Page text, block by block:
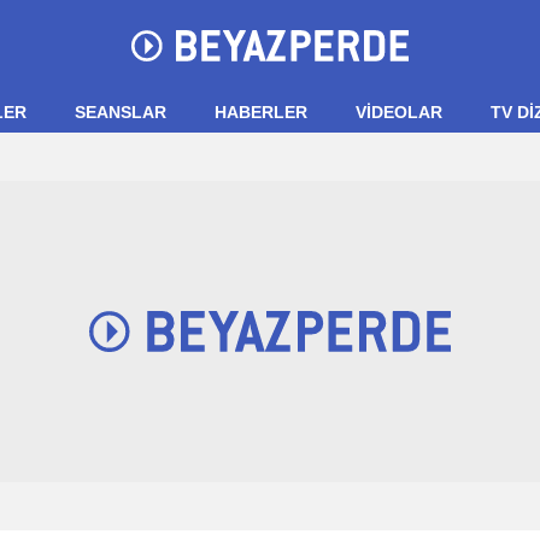
SEANSLAR HABERLER VIDEOLAR TV